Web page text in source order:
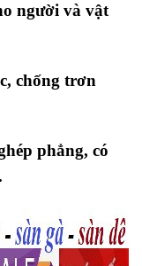
người và vật
chống trơn
phẳng, có